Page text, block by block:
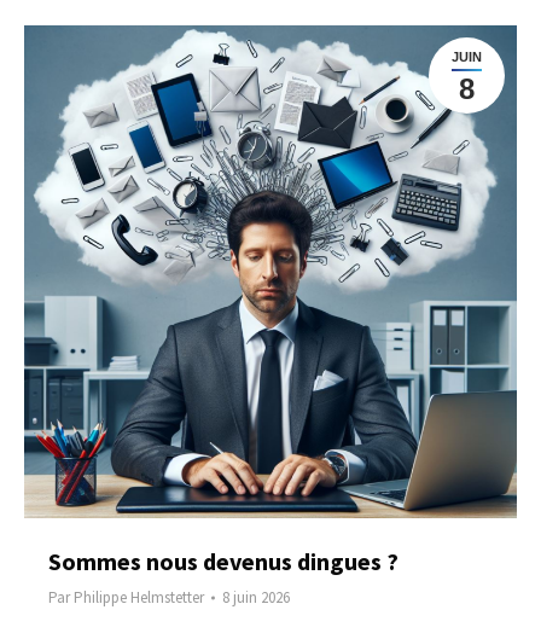
JUIN
8
Sommes nous devenus dingues ?
ParPhilippe Helmstetter 8 juin 2026